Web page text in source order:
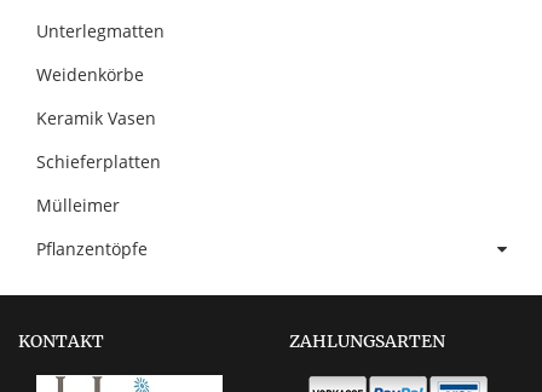
Unterlegmatten
Weidenkörbe
Keramik Vasen
Schieferplatten
Mülleimer
Pflanzentöpfe
KONTAKT ZAHLUNGSARTEN